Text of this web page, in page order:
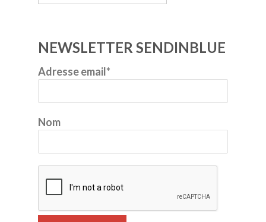
NEWSLETTER SENDINBLUE
Adresse email*
Nom